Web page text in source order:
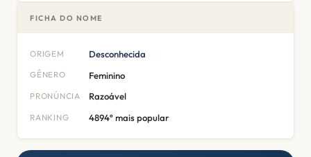
FICHA DO NOME
ORIGEM Desconhecida
GÊNERO Feminino
PRONÚNCIA Razoável
RANKING 4894º mais popular